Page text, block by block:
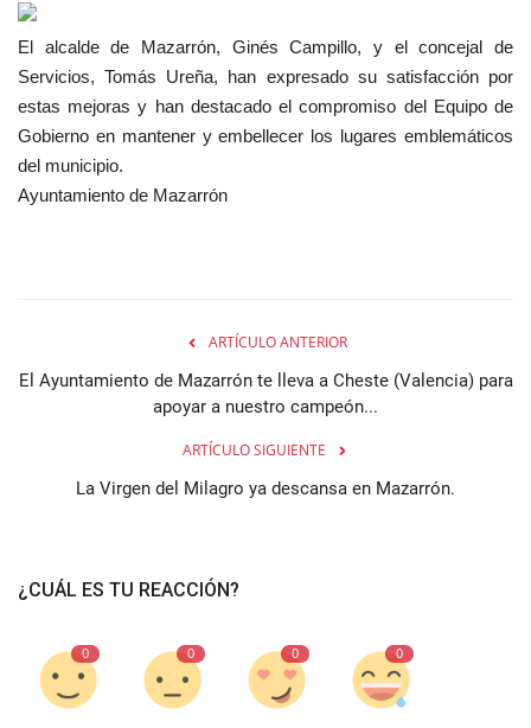
El alcalde de Mazarrón, Ginés Campillo, y el concejal de
Servicios, Tomás Ureña, han expresado su satisfacción por
estas mejoras y han destacado el compromiso del Equipo de
Gobierno en mantener y embellecer los lugares emblemáticos
del municipio.
Ayuntamiento de Mazarrón
ARTÍCULO ANTERIOR
El Ayuntamiento de Mazarrón te lleva a Cheste (Valencia) para
apoyar a nuestro campeón...
ARTÍCULO SIGUIENTE
La Virgen del Milagro ya descansa en Mazarrón.
¿CUÁL ES TU REACCIÓN?
0 0 0 0